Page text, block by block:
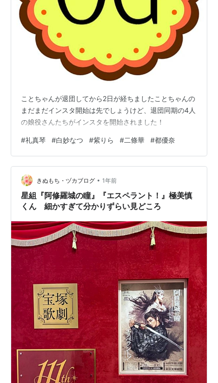
ことちゃんが退団してから2日が経ちましたことちゃんの
まだまだインスタ開始は先でしょうけど、退団同期の4人
の娘役さんたちがインスタを開始されました！
#礼真琴 #白妙なつ #紫りら #二條華 #都優奈
きぬもち・ヅカブログ • 1年前
星組『阿修羅城の瞳』『エスペラント！』極美慎
くん 細かすぎて分かりずらい見どころ